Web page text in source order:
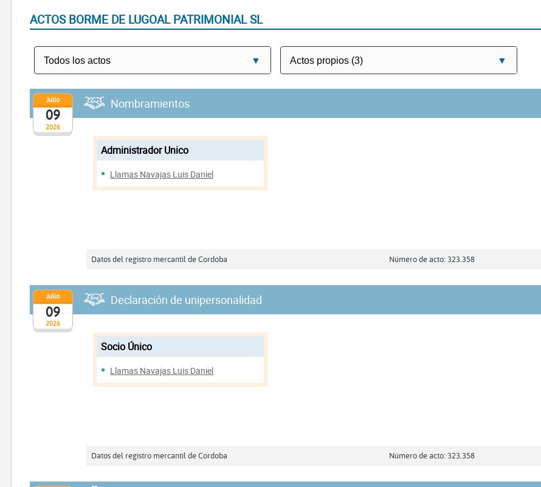
ACTOS BORME DE LUGOAL PATRIMONIAL SL
2026
Julio
09
Nombramientos
Administrador Unico
Llamas Navajas Luis Daniel
Datos del registro mercantil de Cordoba Número de acto: 323.358
2026
Julio
09
Declaración de unipersonalidad
Socio Único
Llamas Navajas Luis Daniel
Datos del registro mercantil de Cordoba Número de acto: 323.358